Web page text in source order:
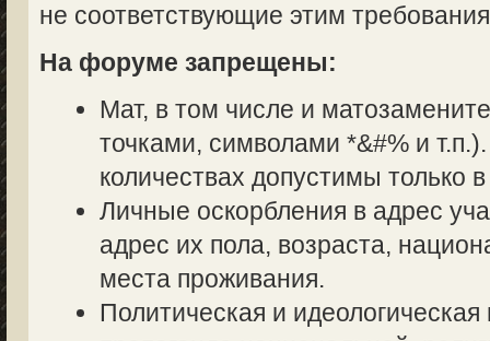
не соответствующие этим
На форуме запрещены:
Мат, в том числе и
точками, символами *&#% и
количествах допустимы только
Личные оскорбления в адрес
адрес их пола, возраста,
места проживания.
Политическая и